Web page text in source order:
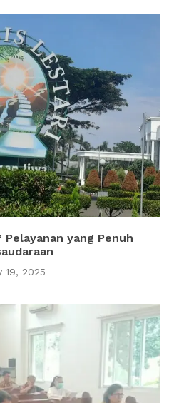
Pelayanan yang Penuh
19, 2025